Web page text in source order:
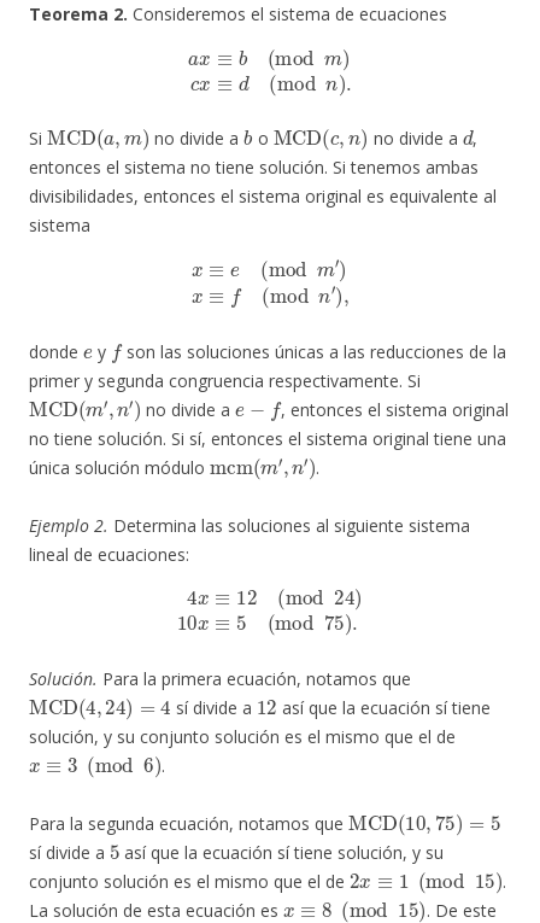
Teorema 2. Consideremos el sistema de ecuaciones
b(mod )cx≡d mod
Si
MCD a
no divide a
b
o
MCD c
no divide a
d
,
entonces el sistema no tiene solución. Si tenemos ambas
divisibilidades, entonces el sistema original es equivalente al
sistema
(mod m′)x≡f( mod
donde y
son las soluciones únicas a las reducciones de la
primer y segunda congruencia respectivamente. Si
MCD( m′,n′)
no divide a
e−f
, entonces el sistema original
no tiene solución. Si sí, entonces el sistema original tiene una
única solución módulo
mcm(m ,n′)
.
Ejemplo 2. Determina las soluciones al siguiente sistema
lineal de ecuaciones:
(mod 24 10x≡5 mod
Solución. Para la primera ecuación, notamos que
MCD(4, 24)= 4
sí divide a
12
así que la ecuación sí tiene
solución, y su conjunto solución es el mismo que el de
x≡3(mod 6)
.
Para la segunda ecuación, notamos que
MCD 10 75)
sí divide a
5
así que la ecuación sí tiene solución, y su
conjunto solución es el mismo que el de
2x≡1(mod 15
.
La solución de esta ecuación es
x≡ 8(mod 15
. De este